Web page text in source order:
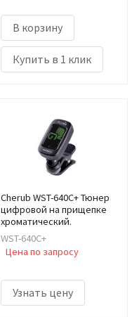
В корзину
Купить в 1 клик
Cherub WST-640C+ Тюнер
цифровой на прищепке
хроматический.
WST-640C+
Цена по запросу
Узнать цену